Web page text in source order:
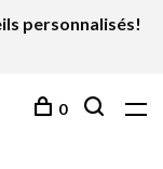
personnalisés!
0